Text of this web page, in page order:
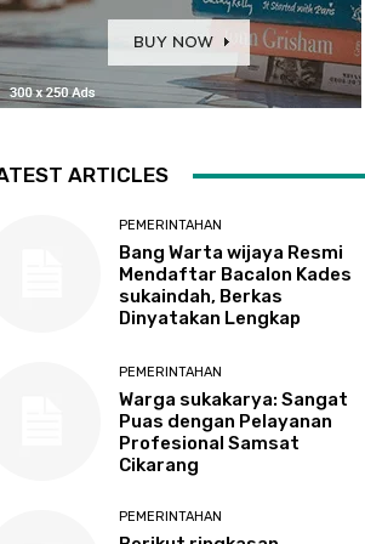
ARTICLES
PEMERINTAHAN
Bang Warta wijaya Resmi
Mendaftar Bacalon Kades
sukaindah, Berkas
Dinyatakan Lengkap
PEMERINTAHAN
Warga sukakarya: Sangat
Puas dengan Pelayanan
Profesional Samsat
Cikarang
PEMERINTAHAN